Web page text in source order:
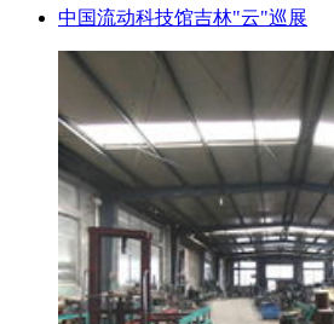
中国流动科技馆吉林"云"巡展